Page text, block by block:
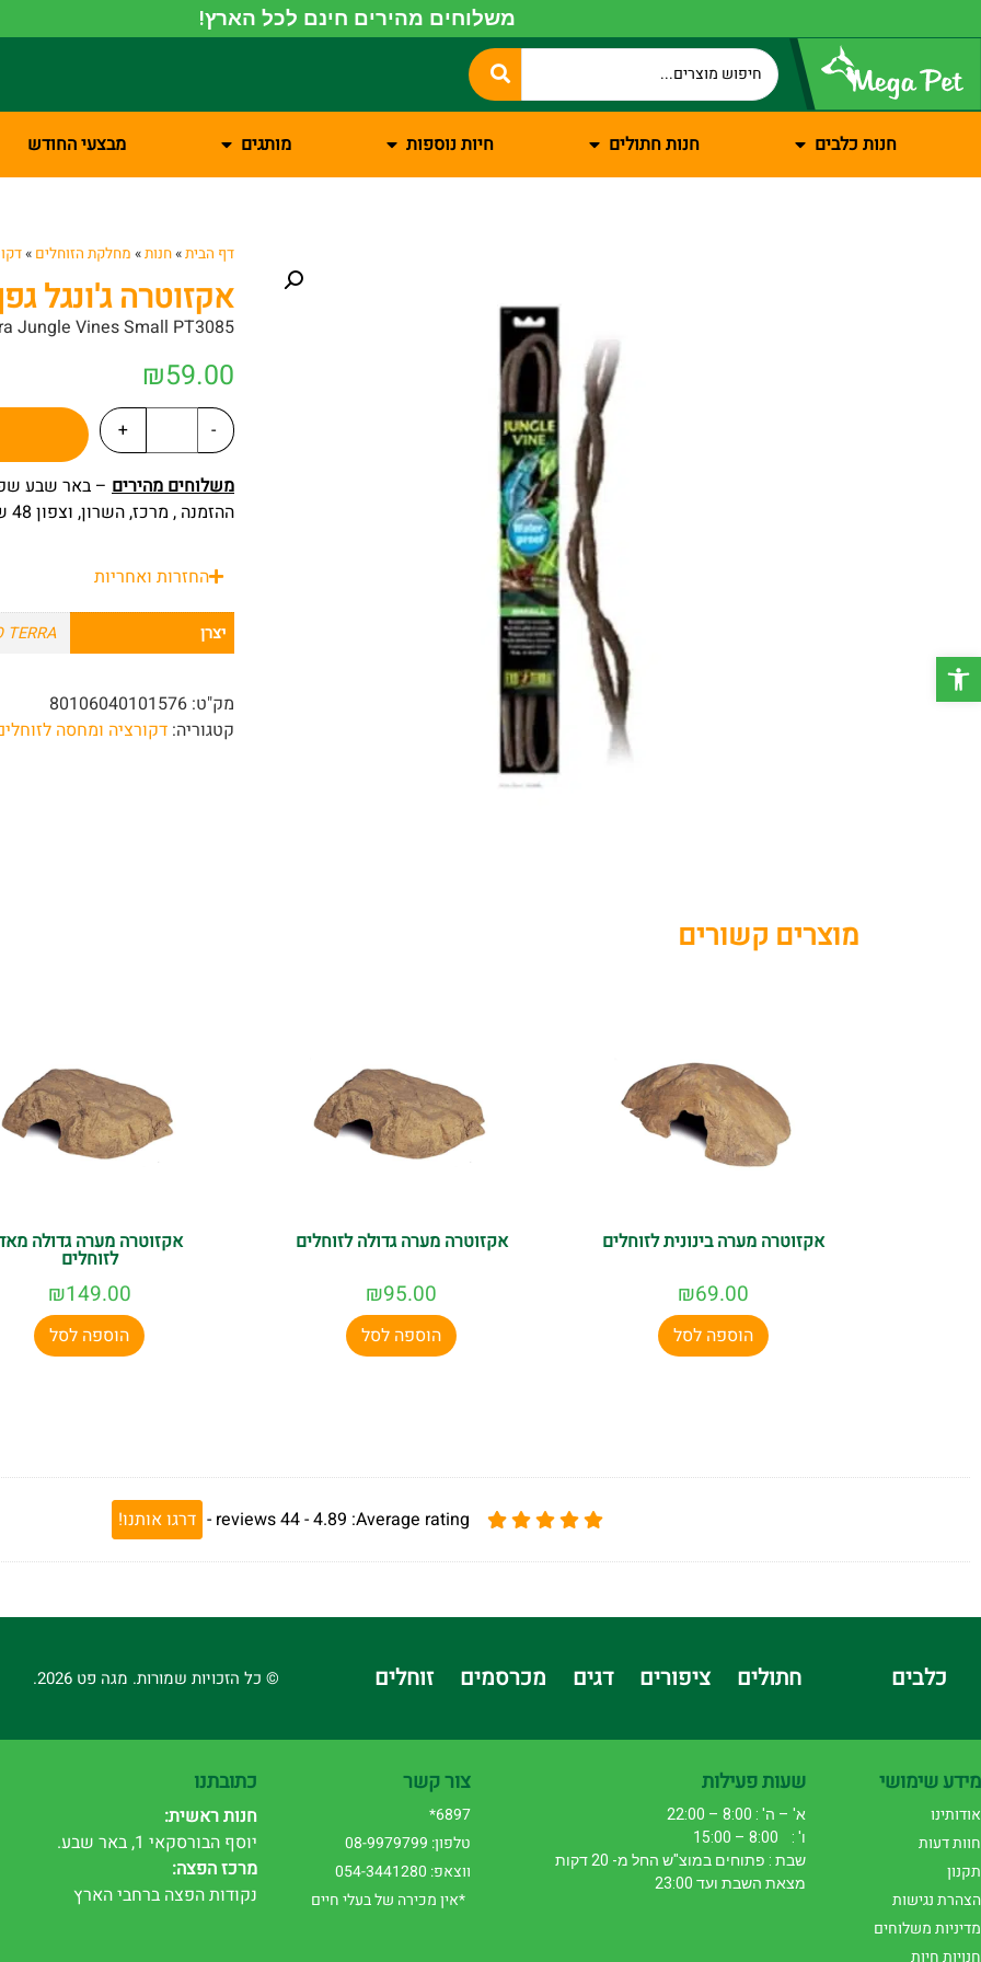
פתח סרגל נגישות
משלוחים מהירים חינם לכל הארץ!
חנות כלבים חנות חתולים חיות נוספות מותגים מבצעי החודש
דף הבית»חנות» מחלקת הזוחלים »
אקזוטרה ג'ונגל
Jungle Vines Small PT3085
₪59.00
-
+
משלוחים מהירים
ההזמנה , מרכז, השרון, וצפון 48 שעות מרגע ההזמנה.
החזרות ואחריות
יצרן TERRA
מק"ט: 80106040101576
קטגוריה: דקורציה ומחסה
מוצרים קשורים
אקזוטרה מערה בינונית לזוחלים
₪69.00
הוספה לסל
אקזוטרה מערה גדולה לזוחלים
₪95.00
הוספה לסל
אקזוטרה מערה גדולה
לזוחלים
₪149.00
הוספה לסל
Average rating:
4.89 -
44
reviews
- דרגו אותנו!
כלבים חתולים ציפורים דגים מכרסמים זוחלים © כל הזכויות שמורות. מגה פט 2026.
מידע שימושי
אודותינו
חוות דעות
תקנון
הצהרת נגישות
מדיניות משלוחים
חנויות חיות
שעות פעילות
א' – ה' : 8:00 – 22:00
ו' : 8:00 – 15:00
שבת : פתוחים במוצ"ש החל מ- 20 דקות
מצאת השבת ועד 23:00
צור קשר
6897*
טלפון: 08-9979799
ווצאפ: 054-3441280
*אין מכירה של בעלי חיים
כתובתנו
חנות ראשית:
יוסף הבורסקאי 1, באר שבע.
מרכז הפצה:
נקודות הפצה ברחבי הארץ